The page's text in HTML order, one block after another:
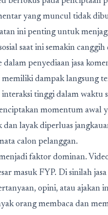
yang muncul tidak
ini penting untuk
saat ini semakin
penyediaan jasa
dampak langsung
tinggi dalam waktu
momentum awal
dan layak diperluas
calon pelanggan.
faktor dominan.
masuk FYP. Di sinilah
opini, atau ajakan
orang membaca dan